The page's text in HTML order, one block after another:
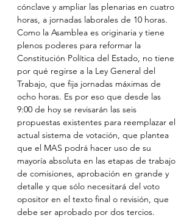
cónclave y ampliar las plenarias en cuatro
horas, a jornadas laborales de 10 horas.
Como la Asamblea es originaria y tiene
plenos poderes para reformar la
Constitución Política del Estado, no tiene
por qué regirse a la Ley General del
Trabajo, que fija jornadas máximas de
ocho horas. Es por eso que desde las
9:00 de hoy se revisarán las seis
propuestas existentes para reemplazar el
actual sistema de votación, que plantea
que el MAS podrá hacer uso de su
mayoría absoluta en las etapas de trabajo
de comisiones, aprobación en grande y
detalle y que sólo necesitará del voto
opositor en el texto final o revisión, que
debe ser aprobado por dos tercios.